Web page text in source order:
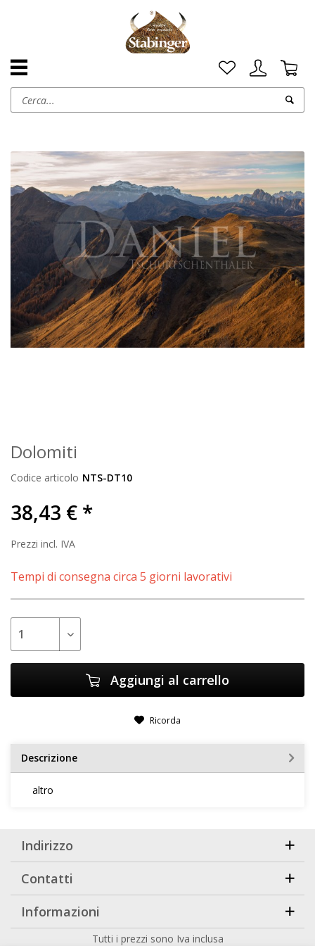
Dolomiti
Codice articolo NTS-DT10
38,43 € *
Prezzi incl. IVA
Tempi di consegna circa 5 giorni lavorativi
Aggiungi al carrello
Ricorda
Descrizione
altro
Indirizzo
Contatti
Informazioni
Tutti i prezzi sono Iva inclusa